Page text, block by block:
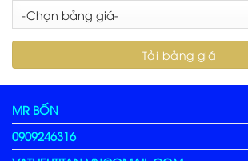
MR BỐN
0909246316